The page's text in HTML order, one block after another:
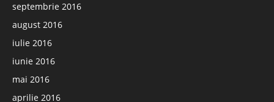
septembrie 2016
august 2016
iulie 2016
iunie 2016
mai 2016
aprilie 2016